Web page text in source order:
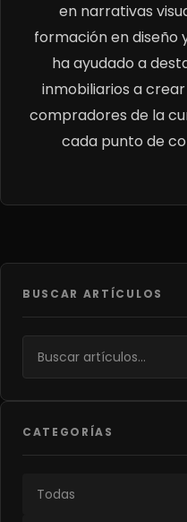
en narrativas
formación en diseño
ha ayudado a
inmobiliarios a
compradores de la
cada punto de
BUSCAR ARTÍCULOS
CATEGORÍAS
Todas